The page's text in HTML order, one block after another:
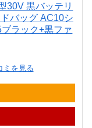
30V 黒バッテリ
バッグ AC10シ
ラック+黒ファ
ミを見る